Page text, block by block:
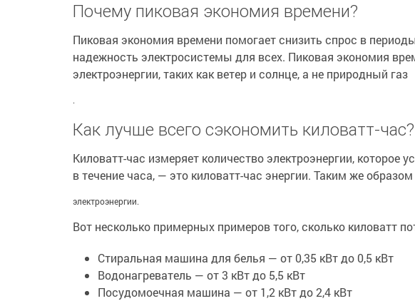
Почему пиковая экономия времени?
Пиковая экономия времени помогает снизить спрос в
надежность электросистемы для всех. Пиковая экономия
электроэнергии, таких как ветер и солнце, а не природный газ
.
Как лучше всего сэкономить киловатт-час?
Киловатт-час измеряет количество электроэнергии,
в течение часа, — это киловатт-час энергии. Таким же
электроэнергии.
Вот несколько примерных примеров того, сколько киловатт
Стиральная машина для белья — от 0,35 кВт до 0,5 кВт
Водонагреватель — от 3 кВт до 5,5 кВт
Посудомоечная машина — от 1,2 кВт до 2,4 кВт